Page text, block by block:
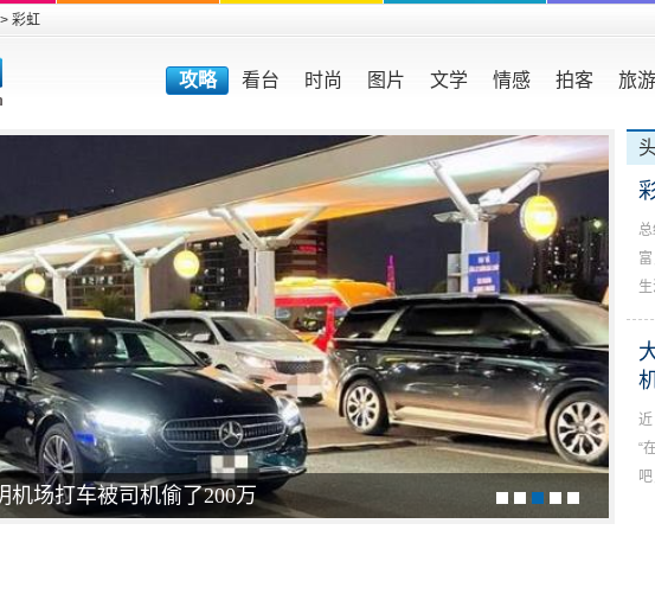
彩虹
攻略 看台 时尚 图片 文学 情感 拍客 旅游
机场打车被司机偷了200万
“